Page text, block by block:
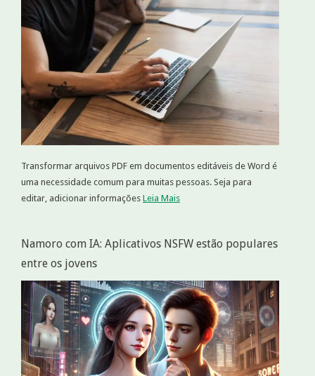
Transformar arquivos PDF em documentos editáveis de Word é
uma necessidade comum para muitas pessoas. Seja para
editar, adicionar informações Leia Mais
Namoro com IA: Aplicativos NSFW estão populares
entre os jovens